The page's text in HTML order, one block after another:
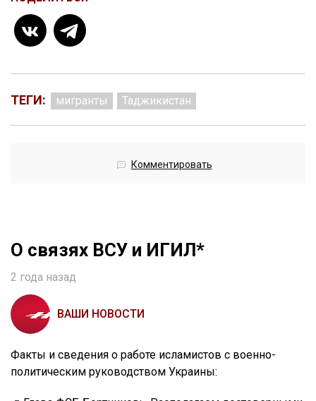
ТЕГИ: мигранты Таджикистан
Комментировать
О связях ВСУ и ИГИЛ*
2 года назад
ВАШИ НОВОСТИ
Факты и сведения о работе исламистов с военно-
политическим руководством Украины: